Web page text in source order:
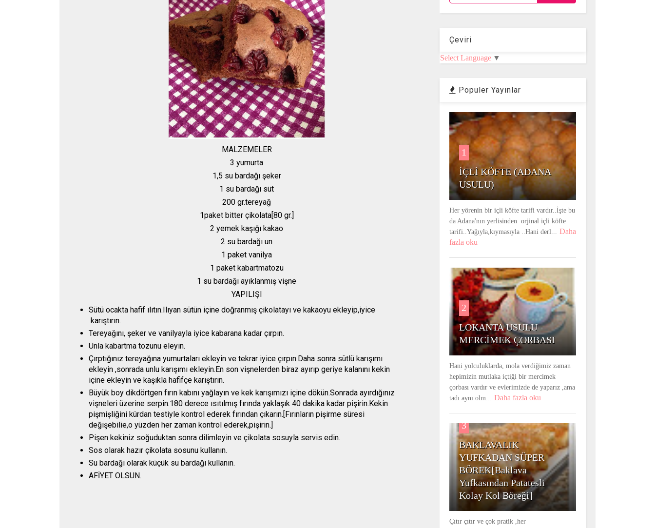
MALZEMELER
3 yumurta
1,5 su bardağı şeker
1 su bardağı süt
200 gr.tereyağ
1paket bitter çikolata[80 gr.]
2 yemek kaşığı kakao
2 su bardağı un
1 paket vanilya
1 paket kabartmatozu
1 su bardağı ayıklanmış vişne
YAPILIŞI
Sütü ocakta hafif ılıtın.Ilıyan sütün içine doğranmış çikolatayı ve kakaoyu ekleyip,iyice
karıştırın.
Tereyağını, şeker ve vanilyayla iyice kabarana kadar çırpın.
Unla kabartma tozunu eleyin.
Çırptığınız tereyağına yumurtaları ekleyin ve tekrar iyice çırpın.Daha sonra sütlü karışımı
ekleyin ,sonrada unlu karışımı ekleyin.En son vişnelerden biraz ayırıp geriye kalanını kekin
içine ekleyin ve kaşıkla hafifçe karıştırın.
Büyük boy dikdörtgen fırın kabını yağlayın ve kek karışımızı içine dökün.Sonrada ayırdığınız
vişneleri üzerine serpin.180 derece ısıtılmış fırında yaklaşık 40 dakika kadar pişirin.Kekin
pişmişliğini kürdan testiyle kontrol ederek fırından çıkarın.[Fırınların pişirme süresi
değişebilie,o yüzden her zaman kontrol ederek,pişirin.]
Pişen kekiniz soğuduktan sonra dilimleyin ve çikolata sosuyla servis edin.
Sos olarak hazır çikolata sosunu kullanın.
Su bardağı olarak küçük su bardağı kullanın.
AFİYET OLSUN.
Çeviri
Select Language ▼
Populer Yayınlar
1
İÇLİ KÖFTE (ADANA
USULU)
Her yörenin bir içli köfte tarifi vardır..İşte bu
da Adana'nın yerlisinden orjinal içli köfte
tarifi..Yağıyla,kıymasıyla ..Hani derl... Daha
fazla oku
2
LOKANTA USULU
MERCİMEK ÇORBASI
Hani yolculuklarda, mola verdiğimiz zaman
hepimizin mutlaka içtiği bir mercimek
çorbası vardır ve evlerimizde de yaparız ,ama
tadı aynı olm... Daha fazla oku
3
BAKLAVALIK
YUFKADAN SÜPER
BÖREK[Baklava
Yufkasından Patatesli
Kolay Kol Böreği]
Çıtır çıtır ve çok pratik ,her